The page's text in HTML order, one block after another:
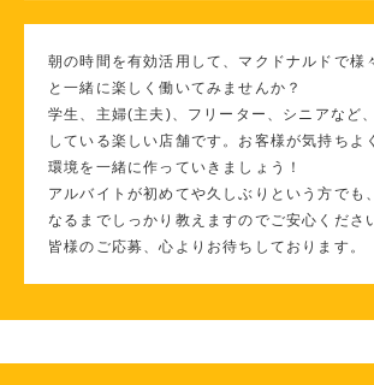
朝の時間を有効活用して、マクドナルドで様
と一緒に楽しく働いてみませんか？
学生、主婦(主夫)、フリーター、シニアなど
している楽しい店舗です。お客様が気持ちよ
環境を一緒に作っていきましょう！
アルバイトが初めてや久しぶりという方でも
なるまでしっかり教えますのでご安心くださ
皆様のご応募、心よりお待ちしております。